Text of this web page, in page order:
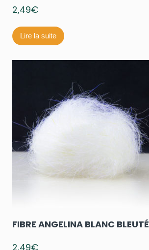
2,49€
Lire la suite
FIBRE ANGELINA BLANC BLEUTÉ
2,49€